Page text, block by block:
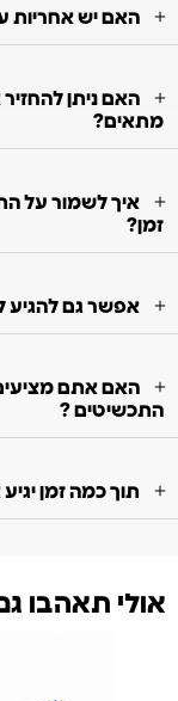
האם יש אחריות
האם ניתן
מתאים?
איך לשמור על
זמן?
אפשר גם להגיע
האם אתם
התכשיטים ?
תוך כמה זמן
אולי תאהבו